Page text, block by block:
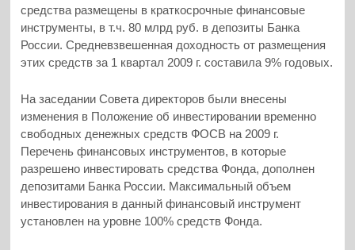
средства размещены в краткосрочные финансовые
инструменты, в т.ч. 80 млрд руб. в депозиты Банка
России. Средневзвешенная доходность от размещения
этих средств за 1 квартал 2009 г. составила 9% годовых.
На заседании Совета директоров были внесены
изменения в Положение об инвестировании временно
свободных денежных средств ФОСВ на 2009 г.
Перечень финансовых инструментов, в которые
разрешено инвестировать средства Фонда, дополнен
депозитами Банка России. Максимальный объем
инвестирования в данный финансовый инструмент
установлен на уровне 100% средств Фонда.